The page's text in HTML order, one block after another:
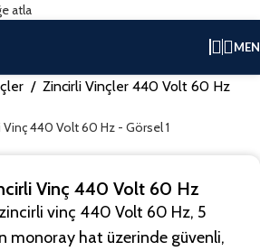
atla
/ Zincirli Vinçler 440 Volt 60 Hz
Vinç 440 Volt 60 Hz
vinç 440 Volt 60 Hz, 5
monoray hat üzerinde güvenli,